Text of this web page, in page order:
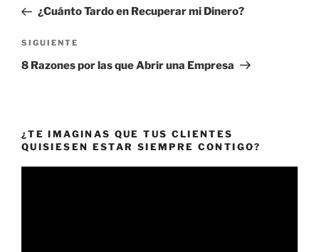
entradas
anterior:
¿Cuánto Tardo en Recuperar mi Dinero?
Siguiente
entrada
SIGUIENTE
8 Razones por las que Abrir una Empresa
¿TE IMAGINAS QUE TUS CLIENTES
QUISIESEN ESTAR SIEMPRE CONTIGO?